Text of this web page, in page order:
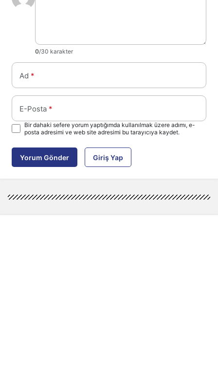
0/30 karakter
Ad *
E-Posta *
Bir dahaki sefere yorum yaptığımda kullanılmak üzere adımı, e-
posta adresimi ve web site adresimi bu tarayıcıya kaydet.
Yorum Gönder Giriş Yap